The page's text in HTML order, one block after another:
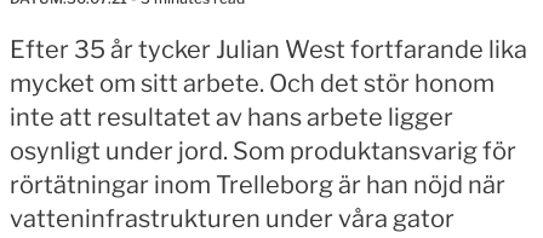
Efter 35 år tycker Julian West fortfarande lika
mycket om sitt arbete. Och det stör honom
inte att resultatet av hans arbete ligger
osynligt under jord. Som produktansvarig för
rörtätningar inom Trelleborg är han nöjd när
vatteninfrastrukturen under våra gator